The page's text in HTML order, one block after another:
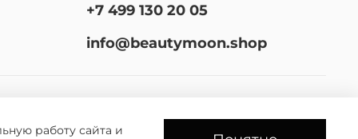
+7 499 130 20 05
info@beautymoon.shop
работу сайта и